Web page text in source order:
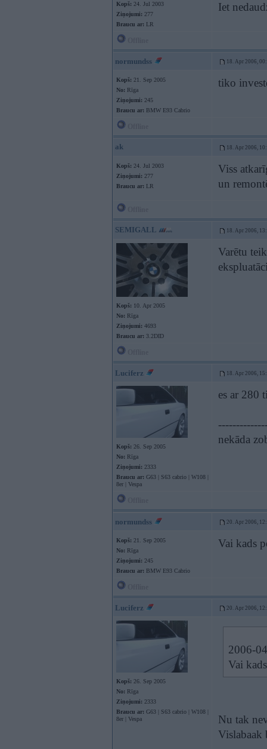
Kopš: 24. Jul 2003
Ziņojumi: 277
Braucu ar: LR
Iet
normundss 18. Apr 2006,
Kopš: 21. Sep 2005
No: Rīga
Ziņojumi: 245
Braucu ar: BMW E93 Cabrio
tiko
ak 18. Apr 2006,
Kopš: 24. Jul 2003
Ziņojumi: 277
Braucu ar: LR
Viss
un
SEMIGALL 18. Apr 2006,
Kopš: 10. Apr 2005
No: Rīga
Ziņojumi: 4693
Braucu ar: 3.2DID
Varētu
Luciferz 18. Apr 2006,
Kopš: 26. Sep 2005
No: Rīga
Ziņojumi: 2333
Braucu ar: G63 | S63 cabrio | W108 |
8er | Vespa
es ar 280
nekāda
normundss 20. Apr 2006,
Kopš: 21. Sep 2005
No: Rīga
Ziņojumi: 245
Braucu ar: BMW E93 Cabrio
Vai kads
Luciferz 20. Apr 2006,
Kopš: 26. Sep 2005
No: Rīga
Ziņojumi: 2333
Braucu ar: G63 | S63 cabrio | W108 |
8er | Vespa
2006-
Vai
Nu tak
Vislabaak